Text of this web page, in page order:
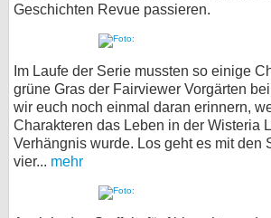
Geschichten Revue passieren.
Im Laufe der Serie mussten so einige
grüne Gras der Fairviewer Vorgärten
wir euch noch einmal daran erinnern,
Charakteren das Leben in der Wisteria
Verhängnis wurde. Los geht es mit den
vier... mehr
Cookie-
Impressum